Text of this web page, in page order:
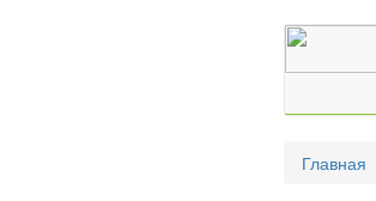
Главная